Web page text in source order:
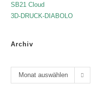
SB21 Cloud
3D-DRUCK-DIABOLO
Archiv
Monat auswählen